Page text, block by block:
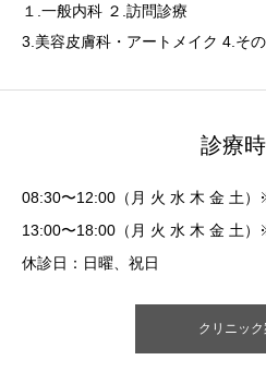
１.一般内科 ２.訪問診療
3.美容皮膚科・アートメイク 4.そ
診療
08:30〜12:00（月 火 水 木 金 土
13:00〜18:00（月 火 水 木 金 土
休診日：日曜、祝日
クリニック